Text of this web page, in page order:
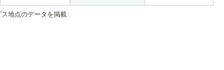
地点のデータを掲載